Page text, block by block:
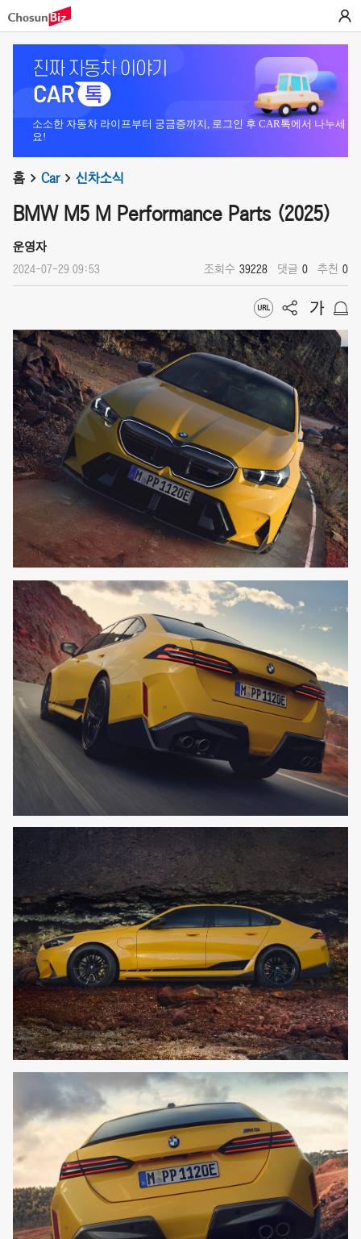
소소한 자동차 라이프부터 궁금증까지, 로그인 후 CAR톡에서 나누세
요!
홈 Car 신차소식
BMW M5 M Performance Parts (2025)
운영자
2024-07-29 09:53 조회수 39228 댓글 0 추천 0